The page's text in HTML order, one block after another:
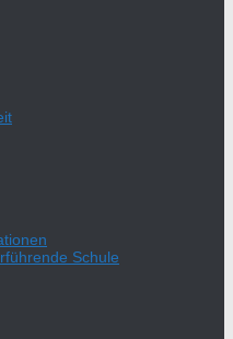
Schule